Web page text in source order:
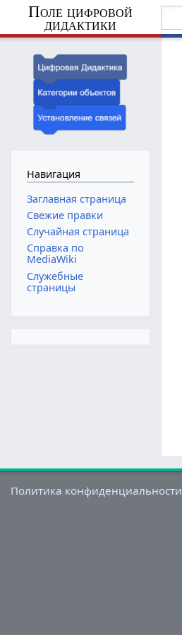
Поле цифровой
дидактики
Навигация
Заглавная страница
Свежие правки
Случайная страница
Справка по
MediaWiki
Служебные
страницы
Политика конфиденциальности